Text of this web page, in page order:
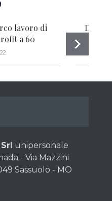
lavoro di
a 60
Dai
unipersonale
- Via Mazzini
Sassuolo - MO